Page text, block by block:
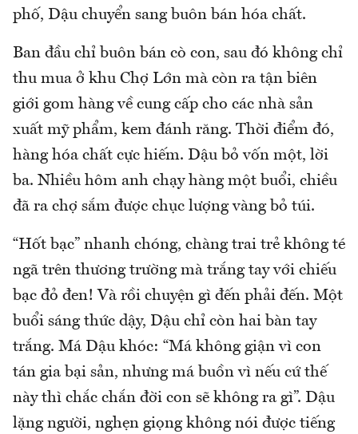
phố, Dậu chuyển sang buôn bán hóa chất.
Ban đầu chỉ buôn bán cò con, sau đó không chỉ
thu mua ở khu Chợ Lớn mà còn ra tận biên
giới gom hàng về cung cấp cho các nhà sản
xuất mỹ phẩm, kem đánh răng. Thời điểm đó,
hàng hóa chất cực hiếm. Dậu bỏ vốn một, lời
ba. Nhiều hôm anh chạy hàng một buổi, chiều
đã ra chợ sắm được chục lượng vàng bỏ túi.
“Hốt bạc” nhanh chóng, chàng trai trẻ không té
ngã trên thương trường mà trắng tay với chiếu
bạc đỏ đen! Và rồi chuyện gì đến phải đến. Một
buổi sáng thức dậy, Dậu chỉ còn hai bàn tay
trắng. Má Dậu khóc: “Má không giận vì con
tán gia bại sản, nhưng má buồn vì nếu cứ thế
này thì chắc chắn đời con sẽ không ra gì”. Dậu
lặng người, nghẹn giọng không nói được tiếng